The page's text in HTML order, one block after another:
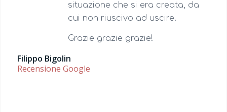
situazione che si era creata, da
cui non riuscivo ad uscire.
Grazie grazie grazie!
Filippo Bigolin
Recensione Google